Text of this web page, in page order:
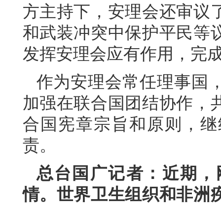
方主持下，安理会还审议
和武装冲突中保护平民等
发挥安理会应有作用，完
作为安理会常任理事国
加强在联合国团结协作，
合国宪章宗旨和原则，
责。
总台国广记者：近期
情。世界卫生组织和非洲